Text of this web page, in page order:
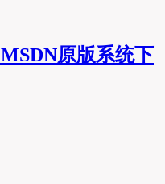
MSDN原版系统下